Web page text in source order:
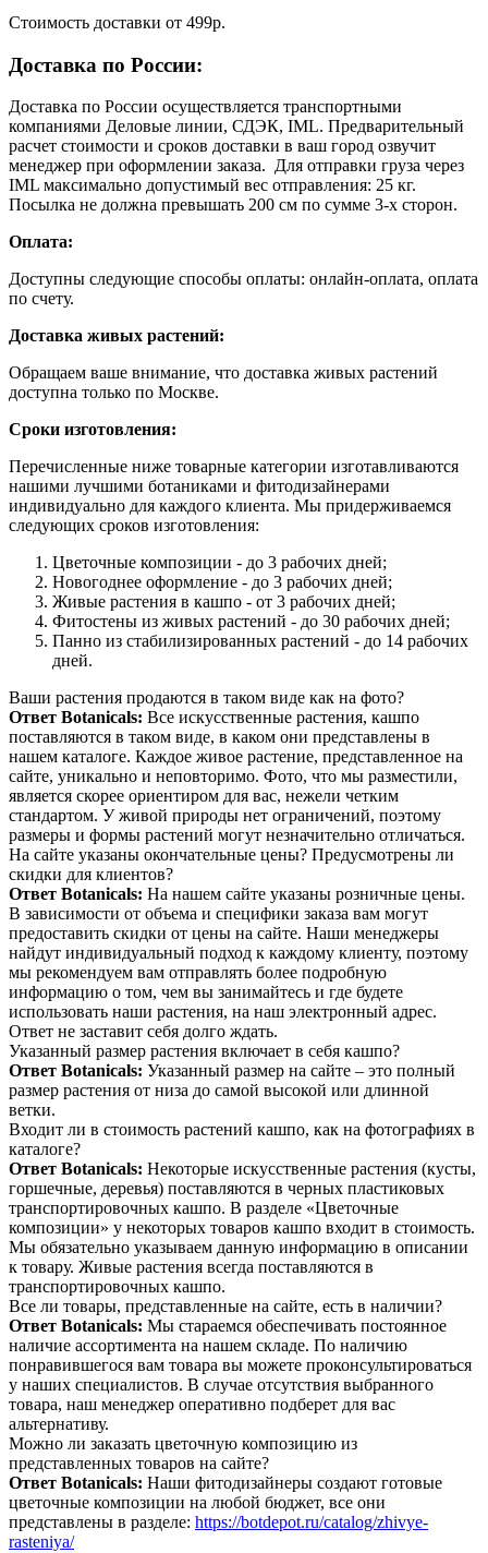
Cтоимость доставки от 499р.
Доставка по России:
Доставка по России осуществляется транспортными
компаниями Деловые линии, СДЭК, IML. Предварительный
расчет стоимости и сроков доставки в ваш город озвучит
менеджер при оформлении заказа. Для отправки груза через
IML максимально допустимый вес отправления: 25 кг.
Посылка не должна превышать 200 см по сумме 3-х сторон.
Оплата:
Доступны следующие способы оплаты: онлайн-оплата, оплата
по счету.
Доставка живых растений:
Обращаем ваше внимание, что доставка живых растений
доступна только по Москве.
Сроки изготовления:
Перечисленные ниже товарные категории изготавливаются
нашими лучшими ботаниками и фитодизайнерами
индивидуально для каждого клиента. Мы придерживаемся
следующих сроков изготовления:
Цветочные композиции - до 3 рабочих дней;
Новогоднее оформление - до 3 рабочих дней;
Живые растения в кашпо - от 3 рабочих дней;
Фитостены из живых растений - до 30 рабочих дней;
Панно из стабилизированных растений - до 14 рабочих
дней.
Ваши растения продаются в таком виде как на фото?
Ответ Botanicals: Все искусственные растения, кашпо
поставляются в таком виде, в каком они представлены в
нашем каталоге. Каждое живое растение, представленное на
сайте, уникально и неповторимо. Фото, что мы разместили,
является скорее ориентиром для вас, нежели четким
стандартом. У живой природы нет ограничений, поэтому
размеры и формы растений могут незначительно отличаться.
На сайте указаны окончательные цены? Предусмотрены ли
скидки для клиентов?
Ответ Botanicals: На нашем сайте указаны розничные цены.
В зависимости от объема и специфики заказа вам могут
предоставить скидки от цены на сайте. Наши менеджеры
найдут индивидуальный подход к каждому клиенту, поэтому
мы рекомендуем вам отправлять более подробную
информацию о том, чем вы занимайтесь и где будете
использовать наши растения, на наш электронный адрес.
Ответ не заставит себя долго ждать.
Указанный размер растения включает в себя кашпо?
Ответ Botanicals: Указанный размер на сайте – это полный
размер растения от низа до самой высокой или длинной
ветки.
Входит ли в стоимость растений кашпо, как на фотографиях в
каталоге?
Ответ Botanicals: Некоторые искусственные растения (кусты,
горшечные, деревья) поставляются в черных пластиковых
транспортировочных кашпо. В разделе «Цветочные
композиции» у некоторых товаров кашпо входит в стоимость.
Мы обязательно указываем данную информацию в описании
к товару. Живые растения всегда поставляются в
транспортировочных кашпо.
Все ли товары, представленные на сайте, есть в наличии?
Ответ Botanicals: Мы стараемся обеспечивать постоянное
наличие ассортимента на нашем складе. По наличию
понравившегося вам товара вы можете проконсультироваться
у наших специалистов. В случае отсутствия выбранного
товара, наш менеджер оперативно подберет для вас
альтернативу.
Можно ли заказать цветочную композицию из
представленных товаров на сайте?
Ответ Botanicals: Наши фитодизайнеры создают готовые
цветочные композиции на любой бюджет, все они
представлены в разделе: https://botdepot.ru/catalog/zhivye-
rasteniya/